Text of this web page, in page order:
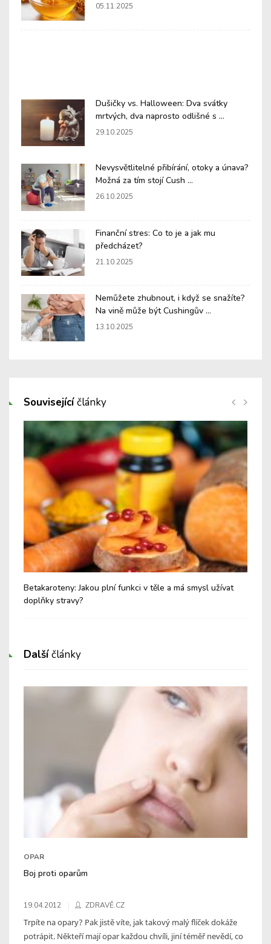
05.11.2025
Dušičky vs. Halloween: Dva svátky
mrtvých, dva naprosto odlišné s ...
29.10.2025
Nevysvětlitelné přibírání, otoky a únava?
Možná za tím stojí Cush ...
26.10.2025
Finanční stres: Co to je a jak mu
předcházet?
21.10.2025
Nemůžete zhubnout, i když se snažíte?
Na vině může být Cushingův ...
13.10.2025
Souvisejícíčlánky
Betakaroteny: Jakou plní funkci v těle a má smysl užívat
doplňky stravy?
Dalšíčlánky
OPAR
Boj proti oparům
19.04.2012 ZDRAVĚ.CZ
Trpíte na opary? Pak jistě víte, jak takový malý flíček dokáže
potrápit. Někteří mají opar každou chvíli, jiní téměř nevědí, co